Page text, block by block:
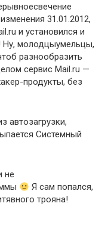
31.01.2012,
и установился и
Ну, молодцыумельцы,
разнообразить
сервис Mail.ru —
продукты, без
автозагрузки,
Системный
не
Я сам попался,
трояна!